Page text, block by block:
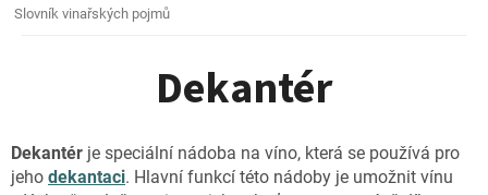
Slovník vinařských pojmů
Dekantér
Dekantér je speciální nádoba na víno, která se používá pro
jeho dekantaci. Hlavní funkcí této nádoby je umožnit vínu